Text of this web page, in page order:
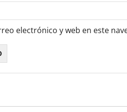
electrónico y web en este